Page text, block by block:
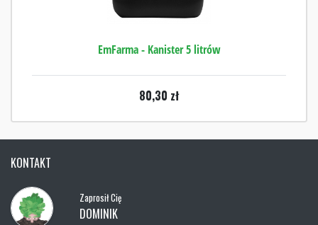
EmFarma - Kanister 5 litrów
80,30 zł
KONTAKT
Zaprosił Cię
DOMINIK